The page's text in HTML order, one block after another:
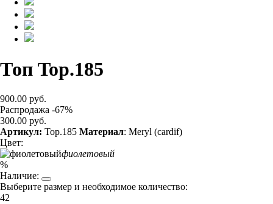
Топ Top.185
900.00 руб.
Распродажа -67%
300.00 руб.
Артикул: Top.185 Материал: Meryl (cardif)
Цвет:
фиолетовый
%
Наличие:
Выберите размер и необходимое количество:
42